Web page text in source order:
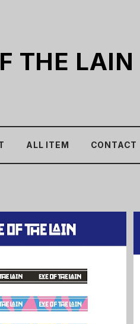
THE LAIN
ALL ITEM CONTACT